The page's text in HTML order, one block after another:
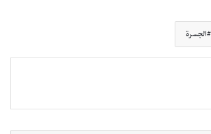
الجسرة